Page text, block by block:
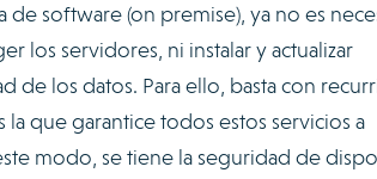
software (on premise), ya no es
los servidores, ni instalar y actualizar
de los datos. Para ello, basta con
la que garantice todos estos servicios a
modo, se tiene la seguridad de